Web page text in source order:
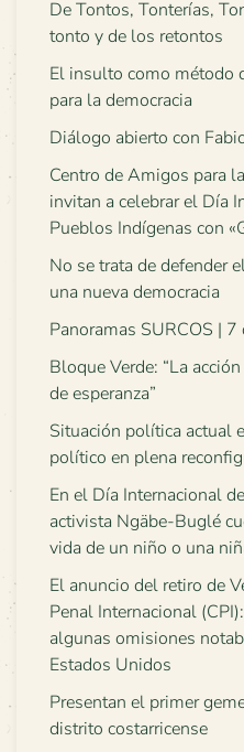
De Tontos, Tonterías,
tonto y de los retontos
El insulto como método
para la democracia
Diálogo abierto con
Centro de Amigos para
invitan a celebrar el Día
Pueblos Indígenas con
No se trata de defender
una nueva democracia
Panoramas SURCOS |
Bloque Verde: “La
de esperanza”
Situación política actual
político en plena
En el Día Internacional
activista Ngäbe-Buglé
vida de un niño o una
El anuncio del retiro de
Penal Internacional
algunas omisiones
Estados Unidos
Presentan el primer
distrito costarricense